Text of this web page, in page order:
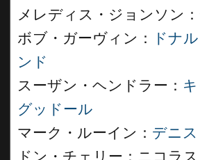
メレディス・ジョンソン：
ボブ・ガーヴィン：
ドナ
ンド
スーザン・ヘンドラー：
グッドール
マーク・ルーイン： デニ
ドン・チェリー：ニコラ